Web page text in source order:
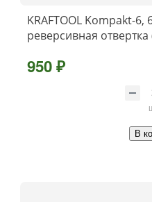
KRAFTOOL Kompakt-
реверсивная отвертка
950 ₽
В